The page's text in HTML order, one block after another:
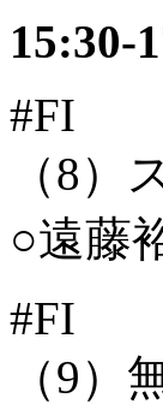
15:30-
#FI
（8
○遠藤
#FI
（9